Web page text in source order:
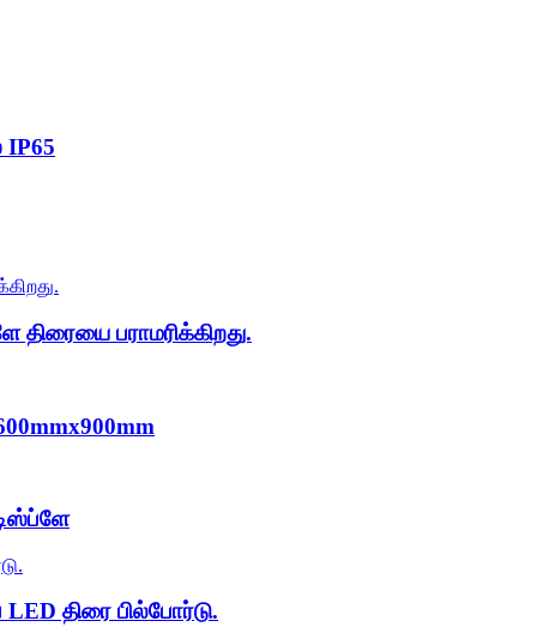
IP65
பராமரிக்கிறது.
திரை பில்போர்டு.